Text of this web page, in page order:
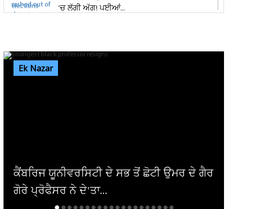
'ਚ ਲੱਗੀ ਅੱਗ! ਪਈਆਂ...
Ek Nazar
ਤੋਂ ਛੋਟੀ ਉਮਰ ਦੇ ਗੈਰ
ਅਮਰੀਕਾ ਨੇ ਇਰਾਕੀ ਏਅਰਾਲਾਈਨ
ਪਾਬੰਦੀ